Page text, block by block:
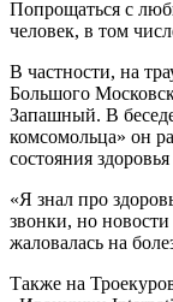
Попрощаться с
человек, в том
В частности, на
Большого
Запашный. В
комсомольца» он
состояния
«Я знал про
звонки, но
жаловалась на
Также на